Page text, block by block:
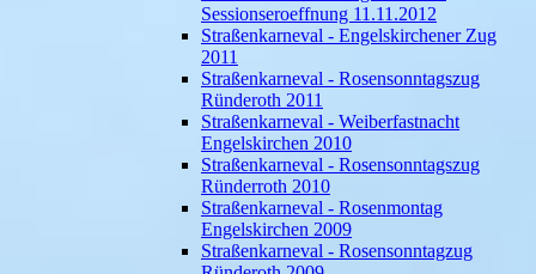
Sessionseroeffnung 11.11.2012
Straßenkarneval - Engelskirchener Zug
2011
Straßenkarneval - Rosensonntagszug
Ründeroth 2011
Straßenkarneval - Weiberfastnacht
Engelskirchen 2010
Straßenkarneval - Rosensonntagszug
Ründerroth 2010
Straßenkarneval - Rosenmontag
Engelskirchen 2009
Straßenkarneval - Rosensonntagzug